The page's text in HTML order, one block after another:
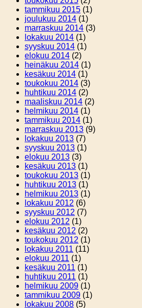
tammikuu 2015 (1)
joulukuu 2014 (1)
marraskuu 2014 (3)
lokakuu 2014 (1)
syyskuu 2014 (1)
elokuu 2014 (2)
heinäkuu 2014 (1)
kesäkuu 2014 (1)
toukokuu 2014 (3)
huhtikuu 2014 (2)
maaliskuu 2014 (2)
helmikuu 2014 (1)
tammikuu 2014 (1)
marraskuu 2013 (9)
lokakuu 2013 (7)
syyskuu 2013 (1)
elokuu 2013 (3)
kesäkuu 2013 (1)
toukokuu 2013 (1)
huhtikuu 2013 (1)
helmikuu 2013 (1)
lokakuu 2012 (6)
syyskuu 2012 (7)
elokuu 2012 (1)
kesäkuu 2012 (2)
toukokuu 2012 (1)
lokakuu 2011 (11)
elokuu 2011 (1)
kesäkuu 2011 (1)
huhtikuu 2011 (1)
helmikuu 2009 (1)
tammikuu 2009 (1)
lokakuu 2008 (5)